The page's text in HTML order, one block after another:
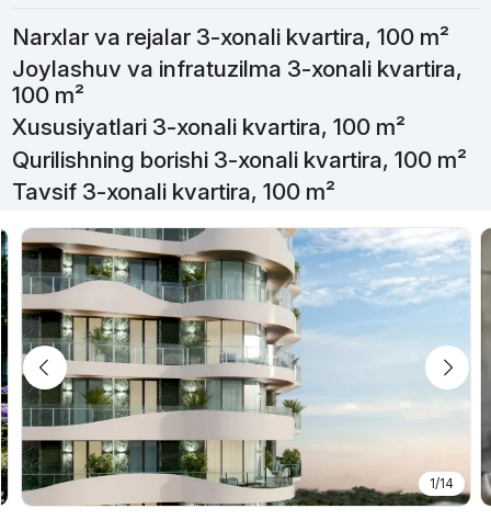
Narxlar va rejalar 3-xonali kvartira, 100 m²
Joylashuv va infratuzilma 3-xonali kvartira,
100 m²
Xususiyatlari 3-xonali kvartira, 100 m²
Qurilishning borishi 3-xonali kvartira, 100 m²
Tavsif 3-xonali kvartira, 100 m²
1/14